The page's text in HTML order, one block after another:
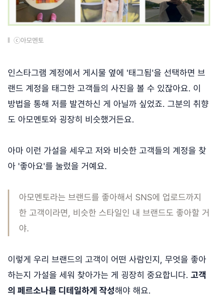
ⓒ아모멘토
인스타그램 계정에서 게시물 옆에 '태그됨'을 선택하면 브
랜드 계정을 태그한 고객들의 사진을 볼 수 있잖아요. 이
방법을 통해 저를 발견하신 게 아닐까 싶었죠. 그분의 취향
도 아모멘토와 굉장히 비슷했거든요.
아마 이런 가설을 세우고 저와 비슷한 고객들의 계정을 찾
아 '좋아요'를 눌렀을 거예요.
아모멘토라는 브랜드를 좋아해서 SNS에 업로드까지
한 고객이라면, 비슷한 스타일인 내 브랜드도 좋아할 거
야.
이렇게 우리 브랜드의 고객이 어떤 사람인지, 무엇을 좋아
하는지 가설을 세워 찾아가는 게 굉장히 중요합니다. 고객
의 페르소나를 디테일하게 작성해야 해요.